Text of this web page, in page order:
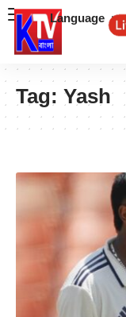
Language
Tag: Yash